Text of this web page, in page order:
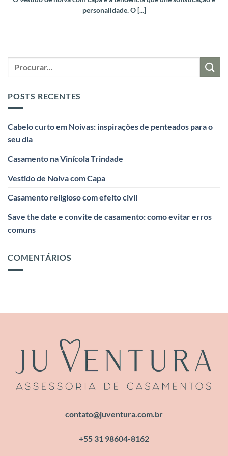
personalidade. O [...]
POSTS RECENTES
Cabelo curto em Noivas: inspirações de penteados para o
seu dia
Casamento na Vinícola Trindade
Vestido de Noiva com Capa
Casamento religioso com efeito civil
Save the date e convite de casamento: como evitar erros
comuns
COMENTÁRIOS
contato@juventura.com.br
+55 31 98604-8162